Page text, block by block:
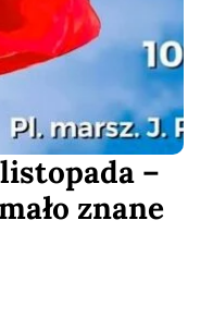
–
znane